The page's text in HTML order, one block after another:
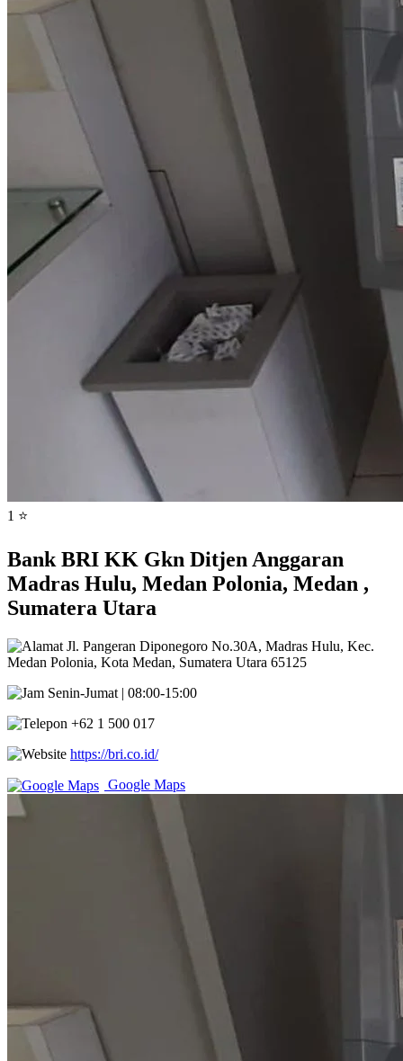
1 ⭐
Bank BRI KK Gkn Ditjen Anggaran
Madras Hulu, Medan Polonia, Medan ,
Sumatera Utara
Jl. Pangeran Diponegoro No.30A, Madras Hulu, Kec.
Medan Polonia, Kota Medan, Sumatera Utara 65125
Senin-Jumat | 08:00-15:00
+62 1 500 017
https://bri.co.id/
Google Maps